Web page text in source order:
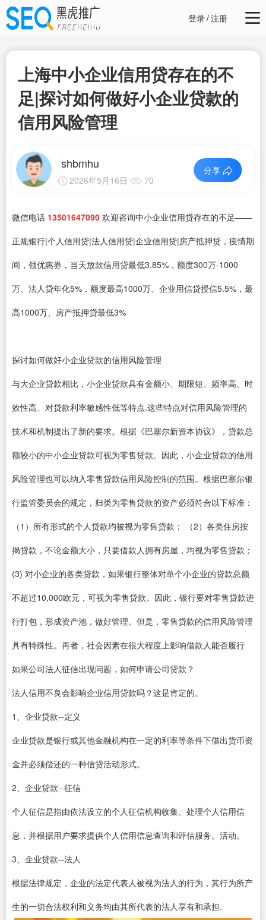
登录/注册
上海中小企业信用贷存在的不
足|探讨如何做好小企业贷款的
信用风险管理
shbmhu
2026年5月16日 70
分享
微信电话 13501647090 欢迎咨询中小企业信用贷存在的不足——
正规银行|个人信用贷|法人信用贷|企业信用贷|房产抵押贷，疫情期
间，领优惠券，当天放款信用贷最低3.85%，额度300万-1000
万、法人贷年化5%，额度最高1000万、企业用信贷授信5.5%，最
高1000万、房产抵押贷最低3%
探讨如何做好小企业贷款的信用风险管理
与大企业贷款相比，小企业贷款具有金额小、期限短、频率高、时
效性高、对贷款利率敏感性低等特点.这些特点对信用风险管理的
技术和机制提出了新的要求。根据《巴塞尔新资本协议》，贷款总
额较小的中小企业贷款可视为零售贷款。因此，小企业贷款的信用
风险管理也可以纳入零售贷款信用风险控制的范围。根据巴塞尔银
行监管委员会的规定，归类为零售贷款的资产必须符合以下标准：
（1）所有形式的个人贷款均被视为零售贷款； （2）各类住房按
揭贷款，不论金额大小，只要借款人拥有房屋，均视为零售贷款；
(3) 对小企业的各类贷款，如果银行整体对单个小企业的贷款总额
不超过10,000欧元，可视为零售贷款。因此，银行要对零售贷款进
行打包，形成资产池，做好管理。但是，零售贷款的信用风险管理
具有特殊性。再者，社会因素在很大程度上影响借款人能否履行
如果公司法人征信出现问题，如何申请公司贷款？
法人信用不良会影响企业信用贷款吗？这是肯定的。
1、企业贷款--定义
企业贷款是银行或其他金融机构在一定的利率等条件下借出货币资
金并必须偿还的一种信贷活动形式。
2、企业贷款--征信
个人征信是指由依法设立的个人征信机构收集、处理个人信用信
息，并根据用户要求提供个人信用信息查询和评估服务。活动。
3、企业贷款--法人
根据法律规定，企业的法定代表人被视为法人的行为，其行为所产
生的一切合法权利和义务均由其所代表的法人享有和承担.